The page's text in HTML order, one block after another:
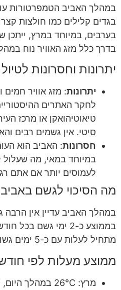
במהלך האביב הטמפרטורות
בגדים קלילים כמו חולצות
בערבים, במיוחד במרץ,
בדרך כלל מזג האוויר נוח
יתרונות וחסרונות
יתרונות: מזג אוויר חמים
לחקר האתרים
טיאוטיהואקן או מרכז
סיטי. אין גשמים רבים
חסרונות: האביב הוא
במיוחד במאי, מה שעלול
לעמוסים יותר אם אתם
מה הסיכוי לגשם
במהלך האביב עדיין אין
בממוצע כ-2 ימי גשם
מתחיל לעלות עם כ-5 ימים גשומים בממוצע.
ממוצע מעלות לפי
מרץ: 26°C במהלך היום, 9°C בלילה